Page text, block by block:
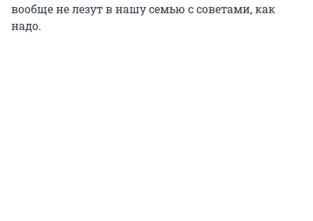
вообще не лезут в нашу семью с советами, как
надо.